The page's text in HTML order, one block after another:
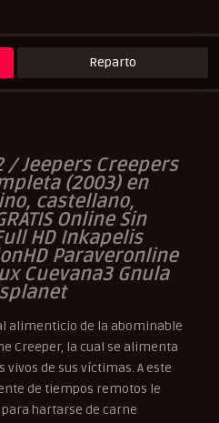
Reparto
/Jeepers Creepers
(2003) en
castellano,
Online Sin
HD Inkapelis
Paraveronline
Cuevana3 Gnula
alimenticio de la abominable
Creeper, la cual se alimenta
de sus víctimas. A este
de tiempos remotos le
hartarse de carne